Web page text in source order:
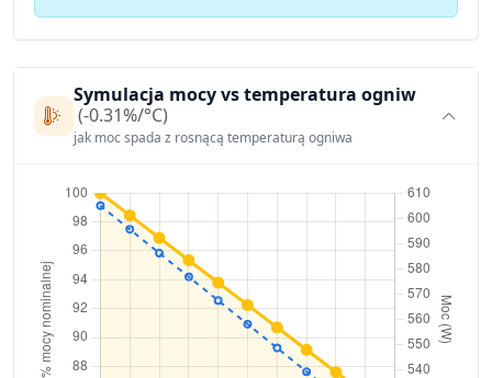
Symulacja mocy vs temperatura ogniw
(-0.31%/°C)
jak moc spada z rosnącą temperaturą ogniwa